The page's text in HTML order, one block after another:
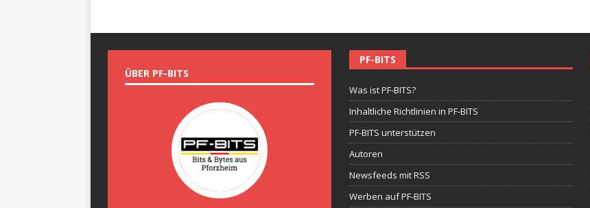
ÜBER PF-BITS
PF-BITS
Was ist PF-BITS?
Inhaltliche Richtlinien in PF-BITS
PF-BITS unterstützen
Autoren
Newsfeeds mit RSS
Werben auf PF-BITS